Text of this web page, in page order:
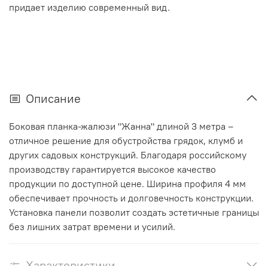
придает изделию современный вид.
Описание
Боковая планка-жалюзи "Жанна" длиной 3 метра –
отличное решение для обустройства грядок, клумб и
других садовых конструкций. Благодаря российскому
производству гарантируется высокое качество
продукции по доступной цене. Ширина профиля 4 мм
обеспечивает прочность и долговечность конструкции.
Установка панели позволит создать эстетичные границы
без лишних затрат времени и усилий.